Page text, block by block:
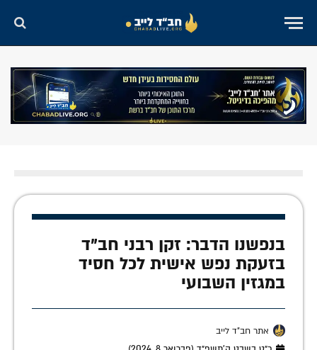
בנפשנו הדבר: זקן רבני חב"ד
בזעקת נפש אישית לכל חסיד
במגזין השבועי
אתר חב"ד לייב